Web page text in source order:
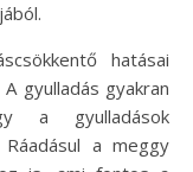
hatásai
gyulladás gyakran
a gyulladások
a meggy